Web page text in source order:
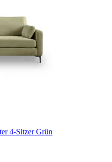
4-Sitzer Grün